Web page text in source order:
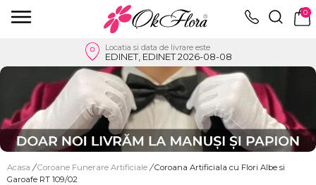
0
Locatia si data de livrare este
EDINET, EDINET 2026-08-08
Acasa / Coroane Funerare Artificiale / Coroana Artificiala cu Flori Albe si
Garoafe RT 109/02